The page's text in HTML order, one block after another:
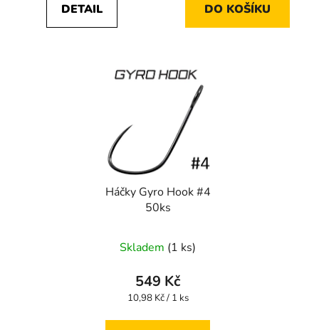
DETAIL DO KOŠÍKU
Háčky Gyro Hook #4
50ks
Skladem (1 ks)
549 Kč
Měrná
10,98 Kč / 1 ks